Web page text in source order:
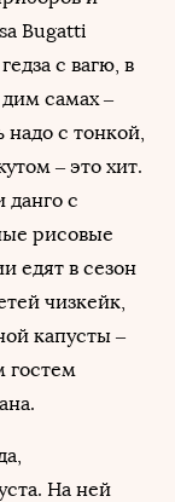
Bugatti
с вагю, в
самах –
с тонкой,
– это хит.
данго с
рисовые
едят в сезон
чизкейк,
капусты –
гостем
На ней